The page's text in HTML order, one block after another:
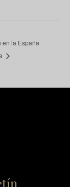
en la España